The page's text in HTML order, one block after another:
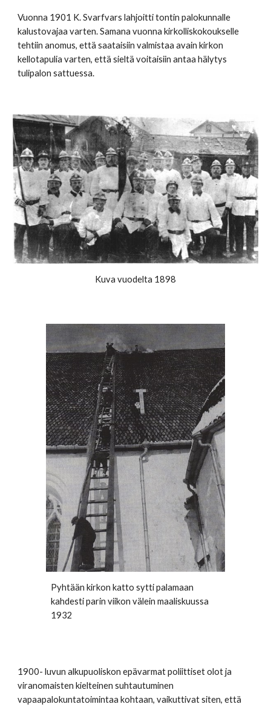
Vuonna 1901 K. Svarfvars lahjoitti tontin palokunnalle
kalustovajaa varten. Samana vuonna kirkolliskokoukselle
tehtiin anomus, että saataisiin valmistaa avain kirkon
kellotapulia varten, että sieltä voitaisiin antaa hälytys
tulipalon sattuessa.
Kuva vuodelta 1898
Pyhtään kirkon katto sytti palamaan
kahdesti parin viikon välein maaliskuussa
1932
1900- luvun alkupuoliskon epävarmat poliittiset olot ja
viranomaisten kielteinen suhtautuminen
vapaapalokuntatoimintaa kohtaan, vaikuttivat siten, että